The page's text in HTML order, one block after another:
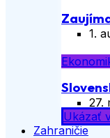
1.
27.
Ukázať
Zahraničie